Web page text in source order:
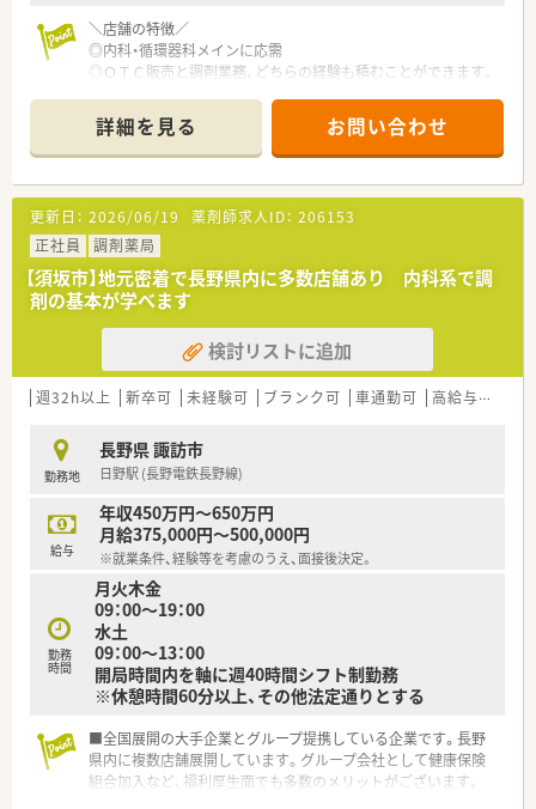
薬剤師取得支援、等
＼福利厚生・手当／
◎通勤手当(上限50,000円)、各種資格手当、時間外手当、役職手当
など
◎社会保険完備、確定拠出年金制度、買物割引制度、財形貯蓄、持
株会
◎団体薬剤師賠償責任保険
◎転勤時借上住宅（個人負担なし、特別勤務手当て最大3万円支
給あり）
◎研修認定薬剤師並びに実務実習指導薬剤師認定資格取得補助、
他
◎労働組合あり！
＼こんな方におすすめです／
◎甲信越エリアで働きたい方
◎Uターン就職を希望する方
◎甲信越エリアで地域貢献をしていきたいとお考えの方！
＼店舗の特徴／
◎内科・循環器科メインに応需
◎ＯＴＣ販売と調剤業務、どちらの経験も積むことができます。
＼会社の特徴／
◎大手ドラッグチェーンのグループ会社
◎甲信越エリアにドミナント展開。
◎甲信越エリアのシェアNO.1を目指しています！
＼働く環境／
◎高齢化への対応や調剤の併設等、地域に密着したサポートが強
みです！
「楽しんで頂ける売場」・「気配りの利いた商品構成・接客」を目指
し、
攻めの販売活動を展開しております。
◎お客様の生活全般をカバーできる食品・日用品などを充実させ
るなど、
地域に合わせた事業展開に強みを有しています。
ドラッグストアで働く醍醐味は、調剤以外にお客さまの生活改善
のお手伝いが出来ます。
人との繋がりを作っていけることで、働くモチベーションの高さ
にも繋がっています。
調剤だけにこだわらず、明るく人と話すのが好きだという方に楽
しめる職場です。
＼教育・研修制度／
◎充実した研修制度と福利厚生が整っています！
⇒新人研修、登録販売者取得研修、営業研修（医薬品・化粧品な
ど）
⇒e-ラーニングシステム、通信教育資格取得援助制度、研修認定
薬剤師取得支援、等
＼福利厚生・手当／
◎通勤手当(上限50,000円)、各種資格手当、時間外手当、役職手当
など
◎社会保険完備、確定拠出年金制度、買物割引制度、財形貯蓄、持
詳細を見る お問い合わせ
更新日： 2026/06/19 薬剤師求人ID： 206153
正社員
調剤薬局
【須坂市】地元密着で長野県内に多数店舗あり 内科系で調
剤の基本が学べます
検討リストに追加
週32h以上 新卒可 未経験可 ブランク可 車通勤可 高給与(600万円以上)
勤務地
長野県 諏訪市
日野駅 (長野電鉄長野線)
給与
年収450万円～650万円
月給375,000円～500,000円
※就業条件、経験等を考慮のうえ、面接後決定。
勤務
時間
月火木金
09：00～19：00
水土
09：00～13：00
開局時間内を軸に週40時間シフト制勤務
※休憩時間60分以上、その他法定通りとする
■全国展開の大手企業とグループ提携している企業です。長野
県内に複数店舗展開しています。グループ会社として健康保険
組合加入など、福利厚生面でも多数のメリットがございます。